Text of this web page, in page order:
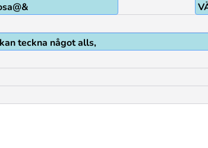
teckna något alls,